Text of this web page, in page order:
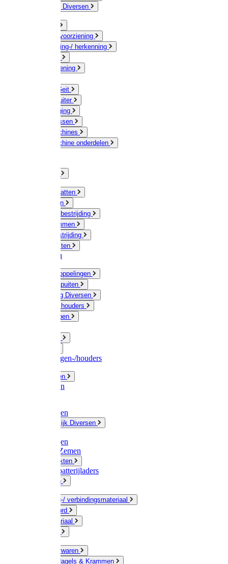
Afrastering Diversen
Drinkwatervoorziening
Veemarkering-/ herkenning
Voervoorziening
Schaap / Geit
Paard & Ruiter
Veeverzorging
Scheermessen
Scheermachines
Scheermachine onderdelen
Muizen / Ratten
Drukspuiten
Ongediertebestrijding
Mollenklemmen
Onkruidbestrijding
Vliegenkasten
Meststoffen
Messing koppelingen
Gieters / Spuiten
Besproeiing Diversen
Slangen & houders
Waterpompen
Slangenwagen-/houders
Olie / Vetten
Chemicalien
Plasticzakken
Huishoudelijk Diversen
Zaksluitingen
Sponzen / Zemen
Zeepprodukten
Batterij & batterijladers
Zaklampen
Verpakking-/ verbindingsmateriaal
Touw / Koord
Afdekmateriaal
Kleine ijzerwaren
Spijkers, Nagels & Krammen